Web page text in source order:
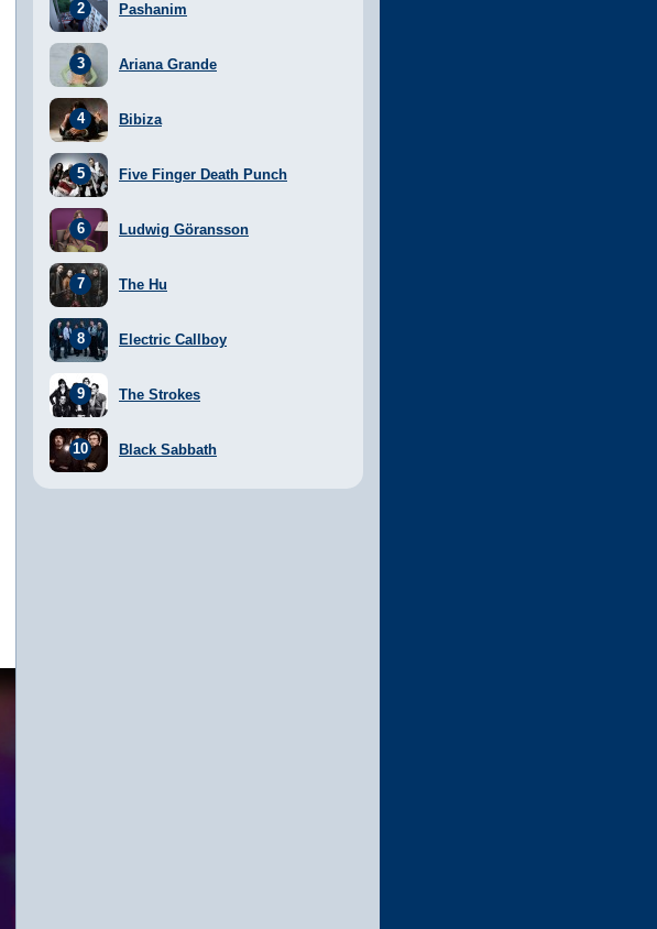
Pashanim
Ariana Grande
Bibiza
Five Finger Death Punch
Ludwig Göransson
The Hu
Electric Callboy
The Strokes
Black Sabbath